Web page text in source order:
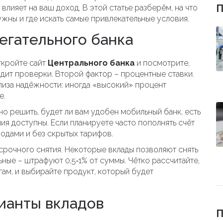
на ваш доход. В этой статье разберём, на что
и где искать самые привлекательные условия.
банка
сайт Центрального банка и посмотрите,
проверки. Второй фактор – процентные ставки.
надёжности: иногда «высокий» процент
решить, будет ли вам удобен мобильный банк, есть
доступны. Если планируете часто пополнять счёт
и без скрытых тарифов.
снятия. Некоторые вклады позволяют снять
– штрафуют 0,5‑1% от суммы. Чётко рассчитайте,
и выбирайте продукт, который будет
вкладов